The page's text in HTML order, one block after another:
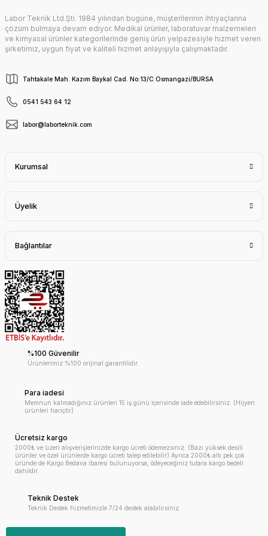
Gönder
Labor Teknik Ltd.Şti. 1984 yılından bugüne, müşterilerinin ihtiyaçlarına
çözüm bulmaya devam ediyor. Medikal ürünler, laboratuvar malzemeleri
ve kimyasal ürünler kategorilerinde geniş ürün yelpazesiyle hizmet veren
şirketimiz, uygun fiyat ve kaliteli hizmet anlayışıyla çalışmaktadır.
Tahtakale Mah. Kazım Baykal Cad. No:13/C Osmangazi/BURSA
0541 543 64 12
labor@laborteknik.com
Kurumsal
Üyelik
Bağlantılar
%100 Güvenilir
Ürünlerimiz %100 orijinal garantilidir.
Para iadesi
Memnun kalmadığınız ürünleri 15 iş günü içerisinde iade edebilirsiniz. (Hijyen
ürünleri hariçtir)
Ücretsiz kargo
2000₺ ve üzeri alışverişlerinizde kargo ücreti ödemezsiniz. (Bazı yüksek desili
ürünler ve özel ürünlerde kargo ücreti talep edilebilir) Ayrıca 2000₺ altı pek çok
üründe de Kargo Bedava ibaresi bulunuyorsa, ödeyeceğiniz tutara kargo bedeli
dahildir.
Teknik Destek
Teknik Destek hizmetimizle 7/24 destek alabilirsiniz.